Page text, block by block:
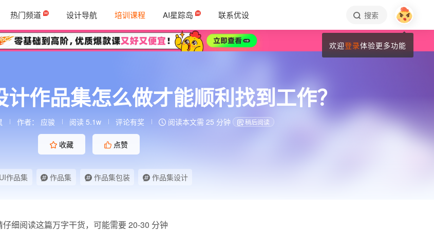
热门频道 设计导航 培训课程 AI星踪岛 联系优设 搜索
作品集怎么做才能顺利找到工作？
作者： 应骏 阅读 5.1w 评论有奖 阅读本文需 25 分钟 稍后阅读
收藏 点赞
UI作品集 作品集 作品集包装 作品集设计
细阅读这篇万字干货，可能需要 20-30 分钟
欢迎登录体验更多功能